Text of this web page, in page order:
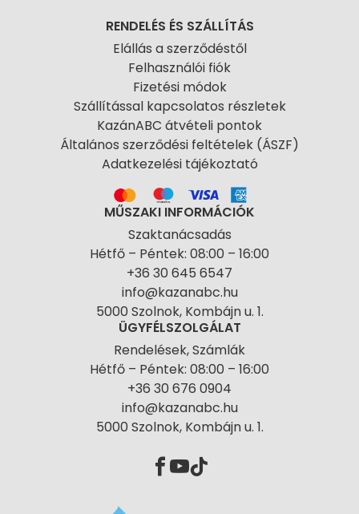
RENDELÉS ÉS SZÁLLÍTÁS
Elállás a szerződéstől
Felhasználói fiók
Fizetési módok
Szállítással kapcsolatos részletek
KazánABC átvételi pontok
Általános szerződési feltételek (ÁSZF)
Adatkezelési tájékoztató
MŰSZAKI INFORMÁCIÓK
Szaktanácsadás
Hétfő – Péntek: 08:00 – 16:00
+36 30 645 6547
info@kazanabc.hu
5000 Szolnok, Kombájn u. 1.
ÜGYFÉLSZOLGÁLAT
Rendelések, Számlák
Hétfő – Péntek: 08:00 – 16:00
+36 30 676 0904
info@kazanabc.hu
5000 Szolnok, Kombájn u. 1.